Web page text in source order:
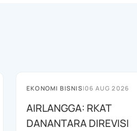
EKONOMI BISNIS|06 AUG 2026
AIRLANGGA: RKAT
DANANTARA DIREVISI